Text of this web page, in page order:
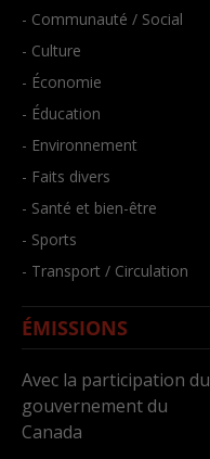
- Communauté / Social
- Culture
- Économie
- Éducation
- Environnement
- Faits divers
- Santé et bien-être
- Sports
- Transport / Circulation
ÉMISSIONS
Avec la participation du
gouvernement du
Canada